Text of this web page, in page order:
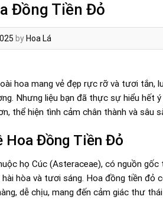
Đồng Tiền Đỏ
by Hoa Lá
hoa mang vẻ đẹp rực rỡ và tươi tắn,
Nhưng liệu bạn đã thực sự hiểu hết
thể hiện tình cảm chân thành và
Hoa Đồng Tiền Đỏ
họ Cúc (Asteraceae), có nguồn
hài hòa và tươi sáng. Hoa đồng tiền
dễ chịu, mang đến cảm giác thư